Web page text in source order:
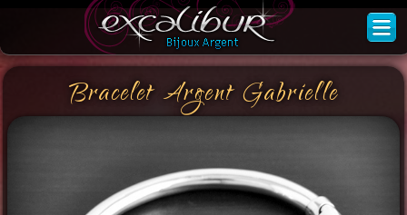
Bracelet Argent Gabrielle